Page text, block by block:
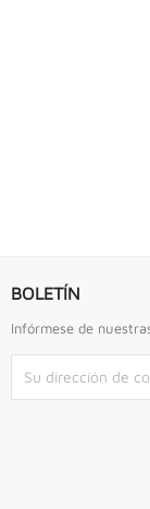
BOLETÍN
Infórmese de